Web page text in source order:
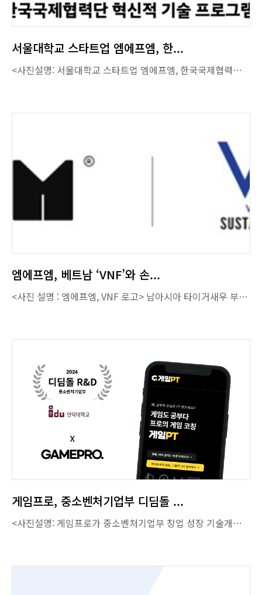
서울대학교 스타트업 엠에프엠, 한...
<사진설명: 서울대학교 스타트업 엠에프엠, 한국국제협력단(KOICA) CTS 선정> 서울대학교 학부생 스타트업 주식회사 엠에프엠 (대표 서영인)이 최근 개발도상국 진출 스타트업을 지원하는 KOICA의 혁신적 기술 프로그램 (CTS) SEED 1에 선정되었다고 30일 밝혔다. 주식회사 엠에프엠은 서울대학교 정치외교학부 학부생 서영인(24), Andrua Haque(25)가 창업한 개발협력 회사로서 방글라데시, 베트남, 인도 등 새우 양식업이 발달한 남아시아 국가에서 발생하는 새우 부산물 폐기물을 자원화하는 기후테크 스타트업이다. 주식회사 엠에프엠은 기술의 우수성을 인정받아 이번 2024년 KOICA CTS SEED 1 공모의 최종 약정 협의 대상 기업으로 선정되었다. CTS는 스타트업의 혁신적 기술을 ODA에 적용하여 기존 방법으로 해결이 어려웠던 개발협력 난제에 대한 솔루션을 찾는 사업이다. 선정된 파트너에게는 3억원 규모의 사업자금과 네트워킹 기회가 제공된다. 이에 따라 엠에프엠은 벵갈만 지역에서 발생하는 다량의 새우 부산물 폐기물을 자원화 하여 기능성 생물 비료를 현지에서 제조 및 보급할 예정이다. 주식회사 엠에프엠 대표 서영인은 “당사의 자원화 기술은 방글라데시, 인도, 베트남과 같이 해수면 상승으로 새우 양식업이 발달함과 동시에 토양 염화가 심각하여 농업 생산량 하락과 식량 안보 위기를 직면한 남아시아 지역에 맞춤형으로 개발되었다”면서 “자체 보유 기술을 기반으로 벵갈만 지역의 새우 폐기물, 농업 생산량 하락, 식량 안보 위기와 기후 문제를 해결하는 혁신적 솔루션을 위해 최선을 다 하겠다”고 소감을 밝혔다. 주식회사 엠에프엠은 서울대학교 정치외교학 학부생 서영인, Andrua Haque가 2023년 창업한 기후테크 스타트업으로 SK행복나눔재단 글로벌 비영리 스타트업 1기 대상, 현대차정몽구재단 H-온드림 스타트업 그라운드 11기 인큐베이팅 트랙 대상, 푸드테크 기술사업화 우수 사례 공모 대상 및 농림축산식품부 장관상 수상 등 다양한 성과를 인정받고 있다. 특히, 월드비전의 공식 파트너로서 방글라데시 개발협력 사업을 진행하는 등 개발도상국 대상 임팩트 창출에 활발히 기여하고 있다. 출처 : 스타트업엔(StartupN)(https://www.startupn.kr) 김혜경 기
엠에프엠, 베트남 ‘VNF’와 손...
<사진 설명 : 엠에프엠, VNF 로고> 남아시아 타이거새우 부산물로 기후 적응력 향상 유기농업자재를 만드는 기후테크 스타트업 주식회사 엠에프엠은 베트남 새우 업사이클링 기업 VNF와 전략적 파트너십을 위한 업무협약(MOU)를 체결했다고 31일 밝혔다. 베트남 VNF는 세계 2위 새우 생산 국가인 베트남의 유일한 새우 부산물 업사이클링 회사로서 새우 부산물 속 원료를 추출하여 식품, 농업자재, 수질 처리제 등 다양한 제품을 제조하고 있다. VNF는 베트남 내 최대 새우 부산물 공급망을 안정적으로 확보하고 있는 유일한 글로벌 기업으로서 2019년 Food Ingredients Paris에서 Future of Nutrition Innovation Award를 수상한 바 있다. 한편 주식회사 엠에프엠은 새우 부산물 폐기물을 자원화하는 기후테크 기술을 보유한 한국의 개발협력 스타트업이다. 특히, 엠에프엠은 타이거 새우 품종에 최적화된 자원화 기술과 농업 제품 제조 분야 내 AI 기반 토양 데이터 활용 역량을 인정받아 최근 한국국제협력단(KOICA)의 혁신적 기술 프로그램에 선정되는 등 기술의 우수성을 인정받고 있다. 이번 협력을 통해 엠에프엠은 VNF의 새우 부산물 공급망을 활용해 베트남 메콩 델타 농지에 최적화된 농업자재를 연구 및 개발할 것으로 알려졌다. 주식회사 엠에프엠 대표 서영인은 “베트남은 새우 양식업과 부산물 배출량에서 세계 3위 수준의 규모를 자랑하는 거대한 유망 시장이다”라며 “베트남의 유일한 새우 업사이클링 기업 VNF와 협력하며 한국의 혁신적 기술을 베트남에 알릴 수 있도록 노력할 것”이라고 포부를 밝혔다. 출처 : 스타트업엔(StartupN)(https://www.startupn.kr) 유인춘 기자
게임프로, 중소벤처기업부 디딤돌 ...
<사진설명: 게임프로가 중소벤처기업부 창업 성장 기술개발 지원사업(디딤돌 R&D 지원사업)에 선정되었다.> 온라인 e스포츠 코칭 플랫폼 게임PT와 배틀그라운드 모바일(대전 게임PT)·배틀그라운드 프로게임단(이프유마인 게임PT)을 운영하는 게임프로(대표 홍태욱)가 중소벤처기업부의 창업성장기술개발지원사업 디딤돌 과제에 선정되었다고 밝혔다. 창업성장기술개발사업 디딤돌은 중기부 R&D 사업을 수행한 적 없는 7년 이내 기업 대상으로 최대 1억2000만원의 기술개발 및 사업화를 지원하는 사업이다. 게임프로는 창업전문기관 R&D 운영기관인 인덕대학교의 지원 특화 프로그램을 거쳐 이번 디딤돌 사업에 선정되었다. 게임프로는 AI 학습 기반 사용자 e스포츠 맞춤형 루틴 프로그램이 가져올, e스포츠 교육 관련 기술의 혁신성과 해당 사업의 성장성 등을 인정받아 이번 디딤돌 사업에 선발되었다. 게임프로 홍태욱 대표는 “이번 디딤돌 사업 선정을 계기로, 기술 기반 e스포츠 교육의 체계화를 이루어낼 수 있게 되었다며, 사업 기간 동안 기술 개발을 완수해 코치진, 선수진, 수강생 등 e스포츠 교육 산업 관계자들의 생산성을 높이겠다.”고 말했다. 출처 : 스타트업엔(StartupN)(https://www.startupn.kr) 김혜경 기자